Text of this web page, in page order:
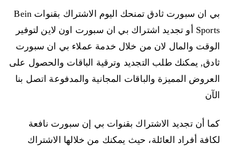
بي ان سبورت ثادق تمنحك اليوم الاشتراك بقنوات Bein
Sports أو تجديد اشتراك بي ان سبورت اون لاين لتوفير
الوقت والمال لان من خلال خدمة عملاء بي ان سبورت
ثادق, يمكنك طلب التجديد وترقية الباقات والحصول على
العروض المميزة والباقات المجانية والمدفوعة اتصل بنا
الآن
كما أن تجديد الاشتراك بقنوات بي إن سبورت نافعة
لكافة أفراد العائلة، حيث يمكنك من خلالها الاشتراك